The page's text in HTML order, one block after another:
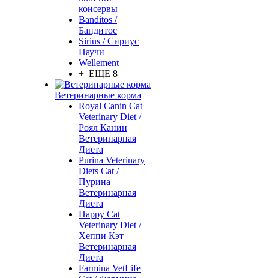
консервы
Banditos /
Бандитос
Sirius / Сириус
Паучи
Wellement
+ ЕЩЕ 8
Ветеринарные корма
Royal Canin Cat
Veterinary Diet /
Роял Канин
Ветеринарная
Диета
Purina Veterinary
Diets Cat /
Пурина
Ветеринарная
Диета
Happy Cat
Veterinary Diet /
Хеппи Кэт
Ветеринарная
Диета
Farmina VetLife